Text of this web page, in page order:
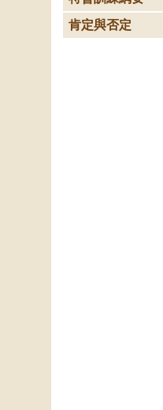
肯定與否定